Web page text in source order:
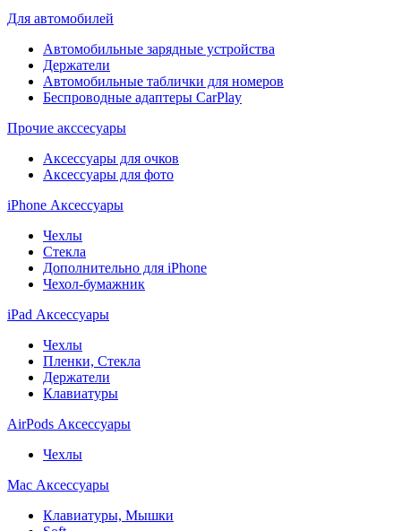
Для автомобилей
Автомобильные зарядные устройства
Держатели
Автомобильные таблички для номеров
Беспроводные адаптеры CarPlay
Прочие акссесуары
Аксессуары для очков
Аксессуары для фото
iPhone Аксессуары
Чехлы
Стекла
Дополнительно для iPhone
Чехол-бумажник
iPad Аксессуары
Чехлы
Пленки, Стекла
Держатели
Клавиатуры
AirPods Аксессуары
Чехлы
Mac Аксессуары
Клавиатуры, Мышки